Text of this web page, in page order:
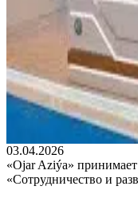
03.04.2026
«Ojar Aziýa»
«Сотрудничество и